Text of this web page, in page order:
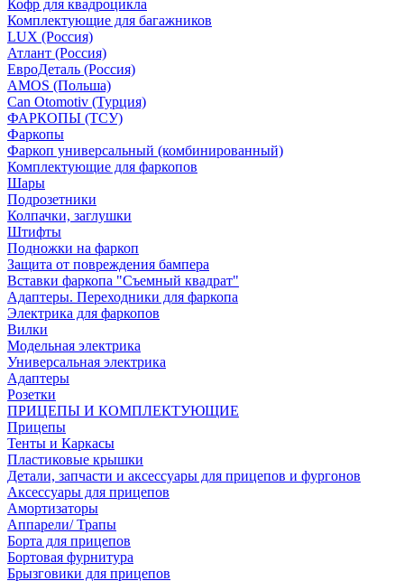
Кофр для квадроцикла
Комплектующие для багажников
LUX (Россия)
Атлант (Россия)
ЕвроДеталь (Россия)
AMOS (Польша)
Can Otomotiv (Турция)
ФАРКОПЫ (ТСУ)
Фаркопы
Фаркоп универсальный (комбинированный)
Комплектующие для фаркопов
Шары
Подрозетники
Колпачки, заглушки
Штифты
Подножки на фаркоп
Защита от повреждения бампера
Вставки фаркопа "Съемный квадрат"
Адаптеры. Переходники для фаркопа
Электрика для фаркопов
Вилки
Модельная электрика
Универсальная электрика
Адаптеры
Розетки
ПРИЦЕПЫ И КОМПЛЕКТУЮЩИЕ
Прицепы
Тенты и Каркасы
Пластиковые крышки
Детали, запчасти и аксессуары для прицепов и фургонов
Аксессуары для прицепов
Амортизаторы
Аппарели/ Трапы
Борта для прицепов
Бортовая фурнитура
Брызговики для прицепов